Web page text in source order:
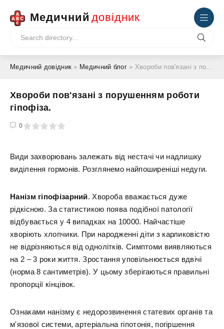
Медичний довідник
Медичний довідник » Медичний блог» Хвороби пов'язані з порушенням роботи гіпофіза.
Хвороби пов'язані з порушенням роботи
гіпофіза.
0
5
Види захворювань залежать від нестачі чи надлишку
виділення гормонів. Розглянемо найпоширеніші недуги.
Нанізм гіпофізарний. Хвороба вважається дуже
рідкісною. За статистикою поява подібної патології
відбувається у 4 випадках на 10000. Найчастіше
хворіють хлопчики. При народженні діти з карликовістю
не відрізняються від однолітків. Симптоми виявляються
на 2 – 3 роки життя. Зростання уповільнюється вдвічі
(норма 8 сантиметрів). У цьому зберігаються правильні
пропорції кінцівок.
Ознаками нанізму є недорозвинення статевих органів та
м'язової системи, артеріальна гіпотонія, погіршення